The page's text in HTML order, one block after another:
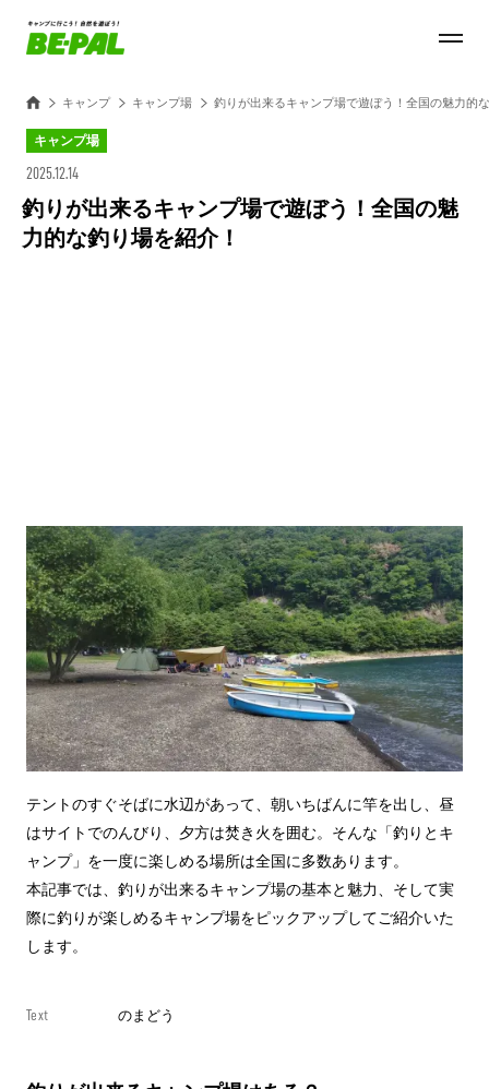
キャンプ キャンプ場 釣りが出来るキャンプ場で遊ぼう！全国の魅力的
キャンプ場
2025.12.14
釣りが出来るキャンプ場で遊ぼう！全国の魅
力的な釣り場を紹介！
テントのすぐそばに水辺があって、朝いちばんに竿を出し、昼
はサイトでのんびり、夕方は焚き火を囲む。そんな「釣りとキ
ャンプ」を一度に楽しめる場所は全国に多数あります。
本記事では、釣りが出来るキャンプ場の基本と魅力、そして実
際に釣りが楽しめるキャンプ場をピックアップしてご紹介いた
します。
Text のまどう